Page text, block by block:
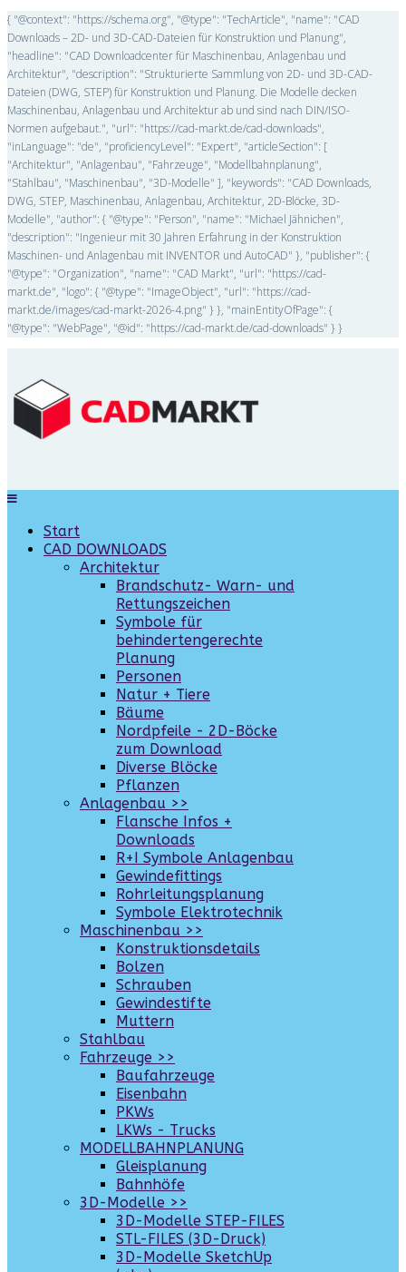
{ "@context": "https://schema.org", "@type": "TechArticle", "name": "CAD
Downloads – 2D- und 3D-CAD-Dateien für Konstruktion und Planung",
"headline": "CAD Downloadcenter für Maschinenbau, Anlagenbau und
Architektur", "description": "Strukturierte Sammlung von 2D- und 3D-CAD-
Dateien (DWG, STEP) für Konstruktion und Planung. Die Modelle decken
Maschinenbau, Anlagenbau und Architektur ab und sind nach DIN/ISO-
Normen aufgebaut.", "url": "https://cad-markt.de/cad-downloads",
"inLanguage": "de", "proficiencyLevel": "Expert", "articleSection": [
"Architektur", "Anlagenbau", "Fahrzeuge", "Modellbahnplanung",
"Stahlbau", "Maschinenbau", "3D-Modelle" ], "keywords": "CAD Downloads,
DWG, STEP, Maschinenbau, Anlagenbau, Architektur, 2D-Blöcke, 3D-
Modelle", "author": { "@type": "Person", "name": "Michael Jähnichen",
"description": "Ingenieur mit 30 Jahren Erfahrung in der Konstruktion
Maschinen- und Anlagenbau mit INVENTOR und AutoCAD" }, "publisher": {
"@type": "Organization", "name": "CAD Markt", "url": "https://cad-
markt.de", "logo": { "@type": "ImageObject", "url": "https://cad-
markt.de/images/cad-markt-2026-4.png" } }, "mainEntityOfPage": {
"@type": "WebPage", "@id": "https://cad-markt.de/cad-downloads" } }
Start
CAD DOWNLOADS
Architektur
Brandschutz- Warn- und
Rettungszeichen
Symbole für
behindertengerechte
Planung
Personen
Natur + Tiere
Bäume
Nordpfeile - 2D-Böcke
zum Download
Diverse Blöcke
Pflanzen
Anlagenbau >>
Flansche Infos +
Downloads
R+I Symbole Anlagenbau
Gewindefittings
Rohrleitungsplanung
Symbole Elektrotechnik
Maschinenbau >>
Konstruktionsdetails
Bolzen
Schrauben
Gewindestifte
Muttern
Stahlbau
Fahrzeuge >>
Baufahrzeuge
Eisenbahn
PKWs
LKWs - Trucks
MODELLBAHNPLANUNG
Gleisplanung
Bahnhöfe
3D-Modelle >>
3D-Modelle STEP-FILES
STL-FILES (3D-Druck)
3D-Modelle SketchUp